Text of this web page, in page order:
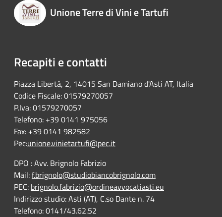
Unione Terre di Vini e Tartufi
Recapiti e contatti
Piazza Libertà, 2, 14015 San Damiano d'Asti AT, Italia
Codice Fiscale: 01579270057
P.Iva: 01579270057
Telefono: +39 0141 975056
Fax: +39 0141 982582
Pec:unione.vinietartufi@pec.it
DPO : Avv. Brignolo Fabrizio
Mail:f.brignolo@studiobiancobrignolo.com
PEC: brignolo.fabrizio@ordineavvocatiasti.eu
Indirizzo studio: Asti (AT), C.so Dante n. 74
Telefono: 0141/43.62.52